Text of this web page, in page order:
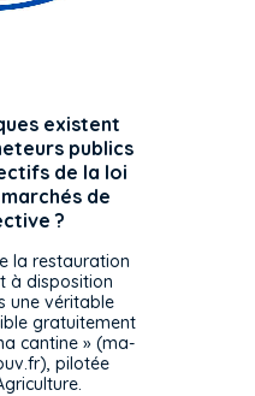
existent
publics
de la loi
de
?
la restauration
à disposition
une véritable
gratuitement
cantine » (ma-
pilotée